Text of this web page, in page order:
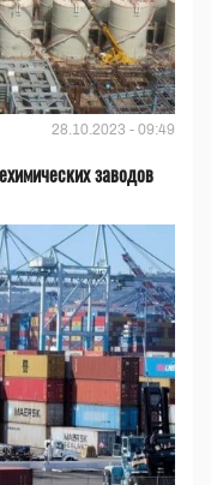
28.10.2023 - 09:49
заводов